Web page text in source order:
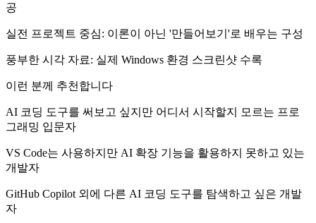
공
실전 프로젝트 중심: 이론이 아닌 '만들어보기'로 배우는 구성
풍부한 시각 자료: 실제 Windows 환경 스크린샷 수록
이런 분께 추천합니다
AI 코딩 도구를 써보고 싶지만 어디서 시작할지 모르는 프로
그래밍 입문자
VS Code는 사용하지만 AI 확장 기능을 활용하지 못하고 있는
개발자
GitHub Copilot 외에 다른 AI 코딩 도구를 탐색하고 싶은 개발
자